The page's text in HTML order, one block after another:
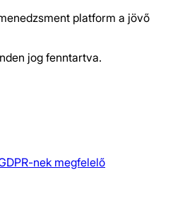
platform a jövő
jog fenntartva.
nek megfelelő